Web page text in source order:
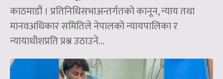
काठमाडौं । प्रतिनिधिसभाअन्तर्गतको कानून, न्याय तथा
मानवअधिकार समितिले नेपालको न्यायपालिका र
न्यायाधीशप्रति प्रश्न उठाउने...